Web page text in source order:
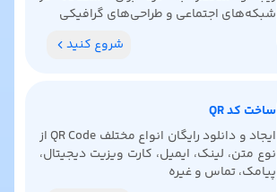
شبکه‌های اجتماعی و طراحی‌های گرافیکی
شروع کنید
ساخت کد QR
ایجاد و دانلود رایگان انواع مختلف QR Code از
نوع متن، لینک، ایمیل، کارت ویزیت دیجیتال،
پیامک، تماس و غیره